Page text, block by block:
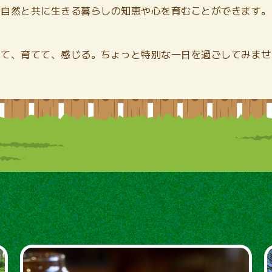
自然と共に生きる暮らしの知恵や心を育むことができます。
、育てて、感じる。ちょっと特別な一日を過ごしてみま